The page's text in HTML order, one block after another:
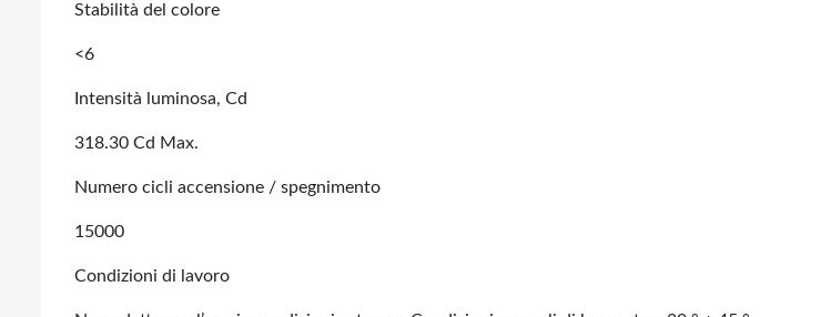
Stabilità del colore
<6
Intensità luminosa, Cd
318.30 Cd Max.
Numero cicli accensione / spegnimento
15000
Condizioni di lavoro